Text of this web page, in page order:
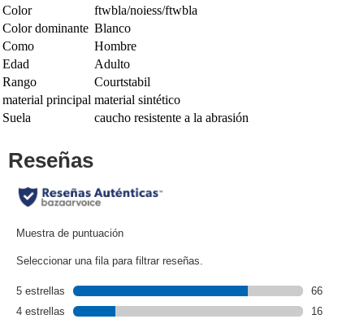
Color
ftwbla/noiess/ftwbla
Color dominante Blanco
Como
Hombre
Edad
Adulto
Rango
Courtstabil
material principal material sintético
Suela
caucho resistente a la abrasión